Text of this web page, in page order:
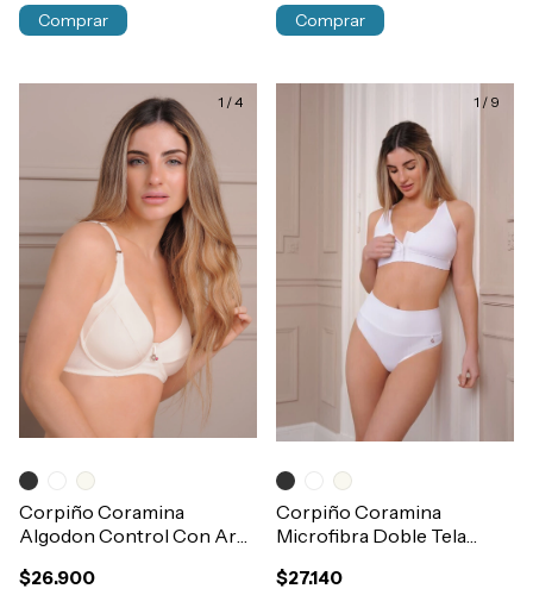
Comprar Comprar
1 /4
Corpiño Coramina
Algodon Control Con Aro
Art.461
$26.900
1 / 9
Corpiño Coramina
Microfibra Doble Tela
90 al 120 Art.367
$27.140